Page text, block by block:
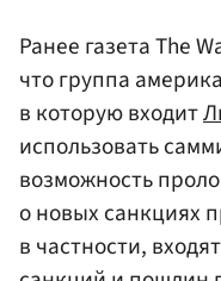
Ранее газета The
что группа
в которую входит
использовать
возможность
о новых санкциях
в частности,